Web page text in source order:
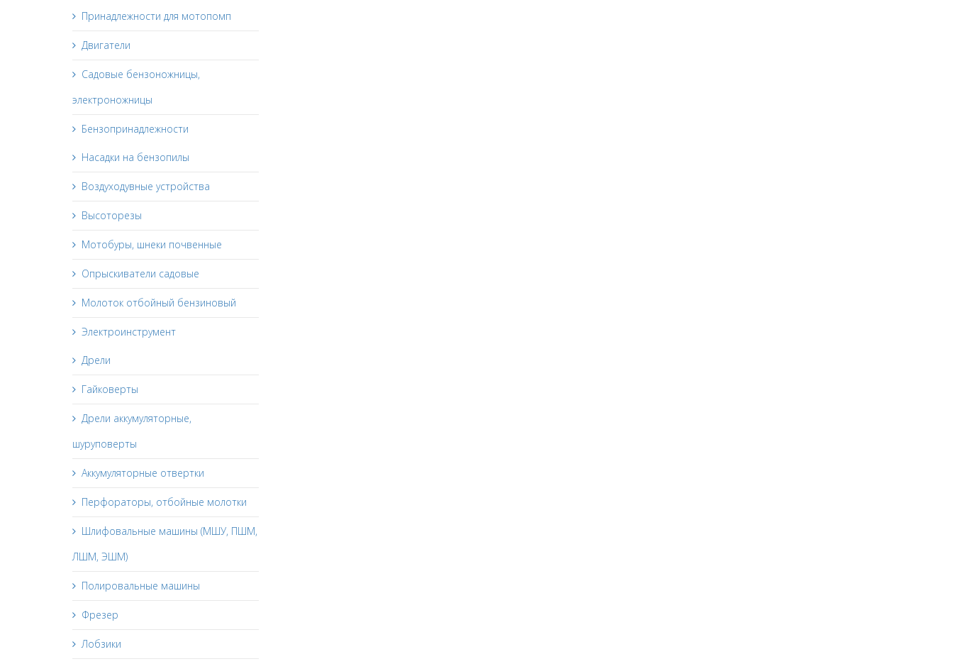
Принадлежности для мотопомп
Двигатели
Садовые бензоножницы,
электроножницы
Бензопринадлежности
Насадки на бензопилы
Воздуходувные устройства
Высоторезы
Мотобуры, шнеки почвенные
Опрыскиватели садовые
Молоток отбойный бензиновый
Электроинструмент
Дрели
Гайковерты
Дрели аккумуляторные,
шуруповерты
Аккумуляторные отвертки
Перфораторы, отбойные молотки
Шлифовальные машины (МШУ, ПШМ,
ЛШМ, ЭШМ)
Полировальные машины
Фрезер
Лобзики